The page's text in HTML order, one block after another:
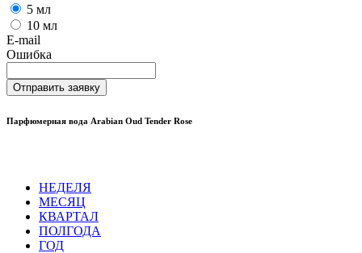
5 мл
10 мл
E-mail
Ошибка
Отправить заявку
Парфюмерная вода Arabian Oud Tender Rose
НЕДЕЛЯ
МЕСЯЦ
КВАРТАЛ
ПОЛГОДА
ГОД